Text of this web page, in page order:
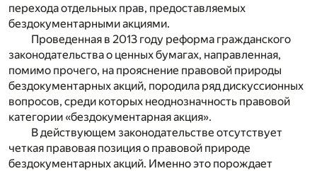
перехода отдельных прав, предоставляемых
бездокументарными акциями.
Проведенная в 2013 году реформа гражданского
законодательства о ценных бумагах, направленная,
помимо прочего, на прояснение правовой природы
бездокументарных акций, породила ряд дискуссионных
вопросов, среди которых неоднозначность правовой
категории «бездокументарная акция».
В действующем законодательстве отсутствует
четкая правовая позиция о правовой природе
бездокументарных акций. Именно это порождает